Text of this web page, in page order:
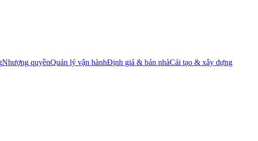
Nhượng quyềnQuản lý vận hànhĐịnh giá & bán nhàCải tạo & xây dựng